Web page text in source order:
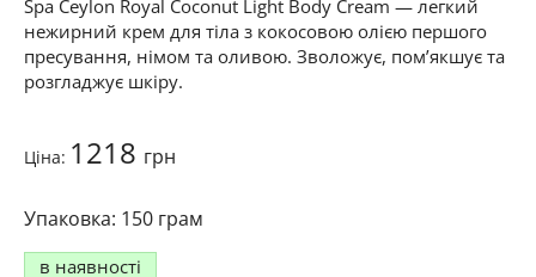
Spa Ceylon Royal Coconut Light Body Cream — легкий
нежирний крем для тіла з кокосовою олією першого
пресування, німом та оливою. Зволожує, пом’якшує та
розгладжує шкіру.
Ціна: 1218 грн
150 грам
в наявності